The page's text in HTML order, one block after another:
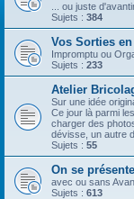
... ou juste
Sujets : 384
Vos Sorties
Impromptu ou
Sujets : 233
Atelier
Sur une idée
Ce jour là parmi
charger des
dévisse, un autre
Sujets : 55
On se
avec ou sans
Sujets : 613